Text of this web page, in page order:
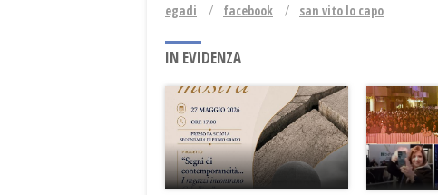
egadi
facebook san vito lo capo
IN EVIDENZA